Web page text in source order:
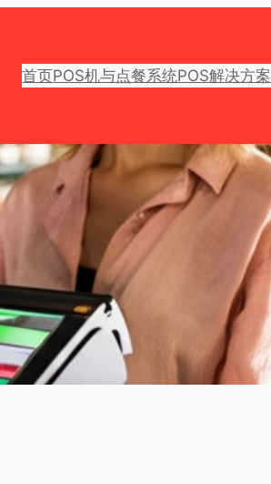
首页POS机与点餐系统POS解决方案